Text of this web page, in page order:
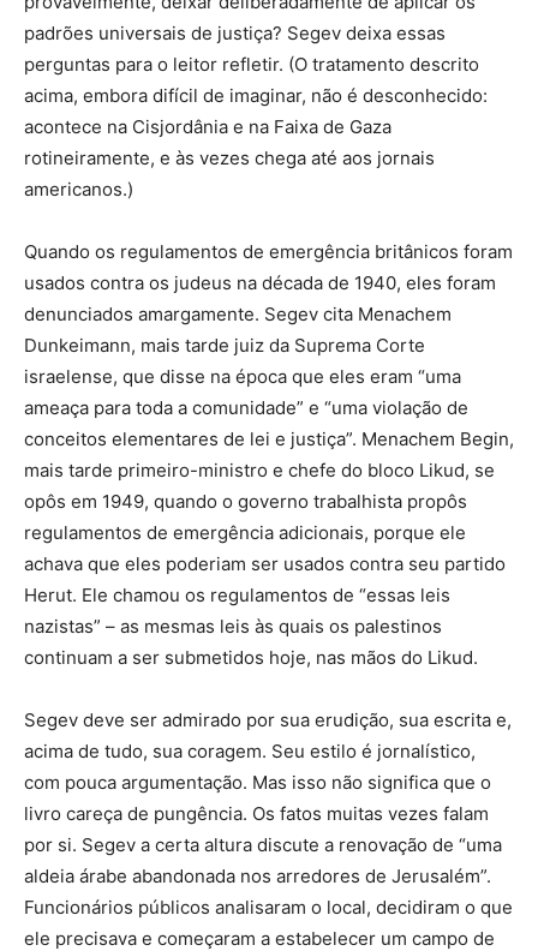
padrões universais de justiça? Segev deixa essas
perguntas para o leitor refletir. (O tratamento descrito
acima, embora difícil de imaginar, não é desconhecido:
acontece na Cisjordânia e na Faixa de Gaza
rotineiramente, e às vezes chega até aos jornais
americanos.)
Quando os regulamentos de emergência britânicos foram
usados contra os judeus na década de 1940, eles foram
denunciados amargamente. Segev cita Menachem
Dunkeimann, mais tarde juiz da Suprema Corte
israelense, que disse na época que eles eram “uma
ameaça para toda a comunidade” e “uma violação de
conceitos elementares de lei e justiça”. Menachem Begin,
mais tarde primeiro-ministro e chefe do bloco Likud, se
opôs em 1949, quando o governo trabalhista propôs
regulamentos de emergência adicionais, porque ele
achava que eles poderiam ser usados contra seu partido
Herut. Ele chamou os regulamentos de “essas leis
nazistas” – as mesmas leis às quais os palestinos
continuam a ser submetidos hoje, nas mãos do Likud.
Segev deve ser admirado por sua erudição, sua escrita e,
acima de tudo, sua coragem. Seu estilo é jornalístico,
com pouca argumentação. Mas isso não significa que o
livro careça de pungência. Os fatos muitas vezes falam
por si. Segev a certa altura discute a renovação de “uma
aldeia árabe abandonada nos arredores de Jerusalém”.
Funcionários públicos analisaram o local, decidiram o que
ele precisava e começaram a estabelecer um campo de